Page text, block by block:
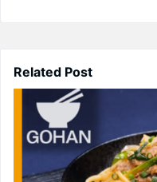
Related Post